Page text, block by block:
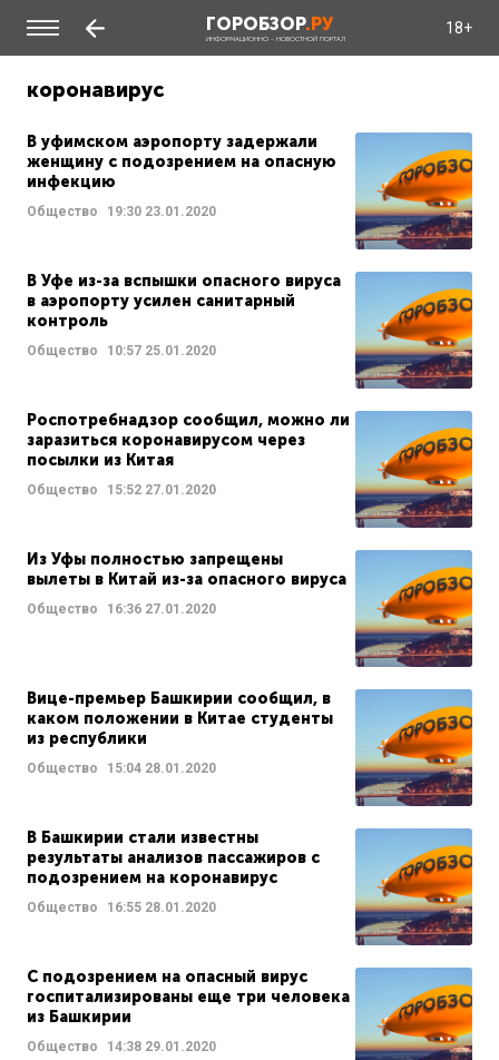
ГОРОБЗОР.РУ
ИНФОРМАЦИОННО - НОВОСТНОЙ ПОРТАЛ
18+
коронавирус
В уфимском аэропорту задержали
женщину с подозрением на опасную
инфекцию
Общество 19:30 23.01.2020
В Уфе из-за вспышки опасного вируса
в аэропорту усилен санитарный
контроль
Общество 10:57 25.01.2020
Роспотребнадзор сообщил, можно ли
заразиться коронавирусом через
посылки из Китая
Общество 15:52 27.01.2020
Из Уфы полностью запрещены
вылеты в Китай из-за опасного вируса
Общество 16:36 27.01.2020
Вице-премьер Башкирии сообщил, в
каком положении в Китае студенты
из республики
Общество 15:04 28.01.2020
В Башкирии стали известны
результаты анализов пассажиров с
подозрением на коронавирус
Общество 16:55 28.01.2020
С подозрением на опасный вирус
госпитализированы еще три человека
из Башкирии
Общество 14:38 29.01.2020